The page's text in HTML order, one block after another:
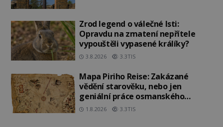
Zrod legend o válečné lsti:
Opravdu na zmatení nepřítele
vypouštěli vypasené králíky?
3.8.2026 3.3TIS
Mapa Piriho Reise: Zakázané
vědění starověku, nebo jen
geniální práce osmanského
admirála?
1.8.2026 3.3TIS